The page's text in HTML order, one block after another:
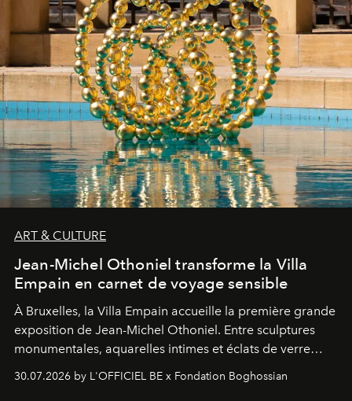
ART & CULTURE
Jean-Michel Othoniel transforme la Villa
Empain en carnet de voyage sensible
À Bruxelles, la Villa Empain accueille la première grande
exposition de Jean-Michel Othoniel. Entre sculptures
monumentales, aquarelles intimes et éclats de verre
soufflé, l’artiste français compose un itinéraire
émotionnel où chaque œuvre devient le souvenir
30.07.2026 by L'OFFICIEL BE x Fondation Boghossian